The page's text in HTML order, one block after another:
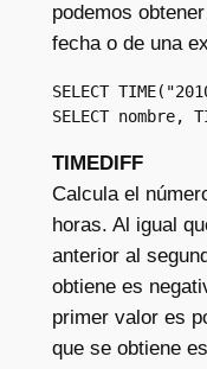
podemos
fecha o de una
SELECT
SELECT nombre,
TIMEDIFF
Calcula el
horas. Al igual
anterior al
obtiene es
primer valor es
que se obtiene